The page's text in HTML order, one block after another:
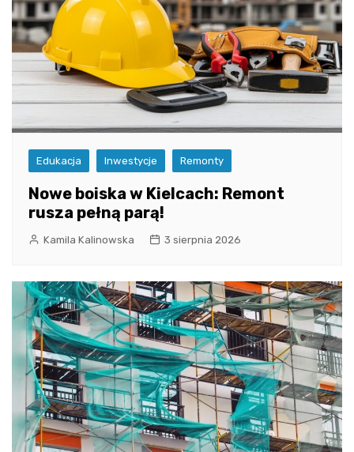
Edukacja Inwestycje Remonty
Nowe boiska w Kielcach: Remont
rusza pełną parą!
Kamila Kalinowska 3 sierpnia 2026